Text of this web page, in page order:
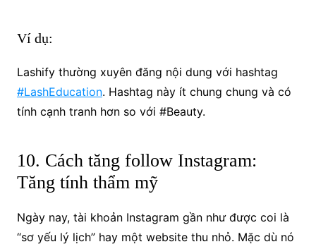
Ví dụ:
Lashify thường xuyên đăng nội dung với hashtag
#LashEducation. Hashtag này ít chung chung và có
tính cạnh tranh hơn so với #Beauty.
10. Cách tăng follow Instagram:
Tăng tính thẩm mỹ
Ngày nay, tài khoản Instagram gần như được coi là
“sơ yếu lý lịch” hay một website thu nhỏ. Mặc dù nó